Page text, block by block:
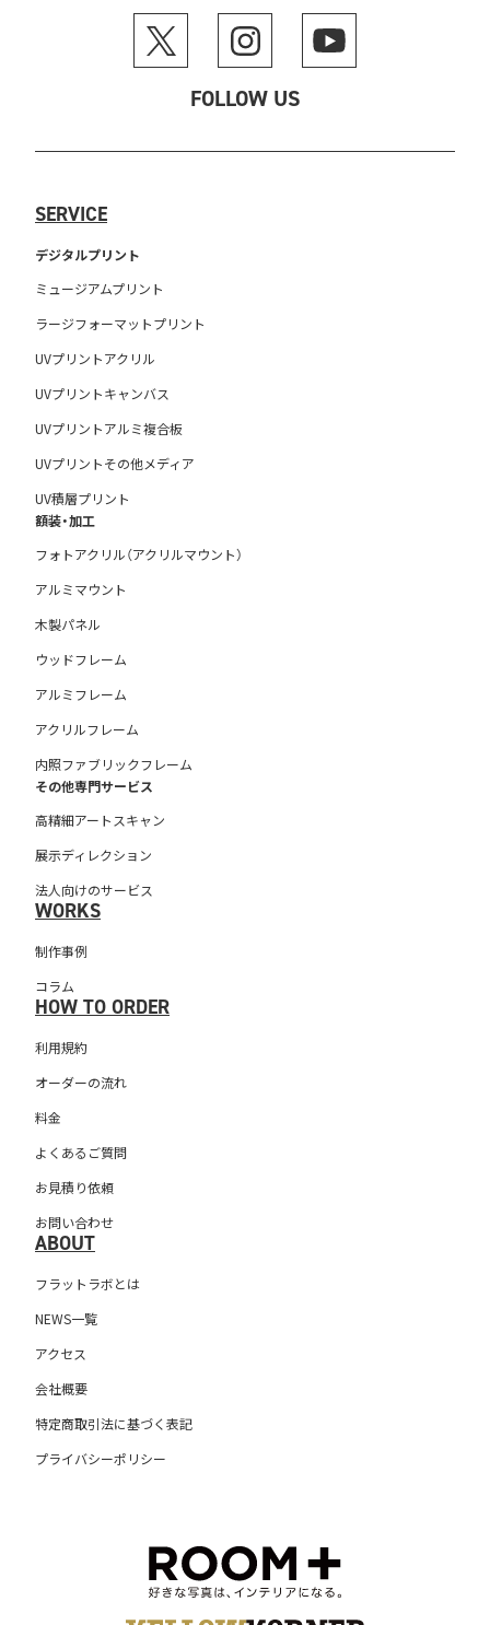
FOLLOW US
SERVICE
デジタルプリント
ミュージアムプリント
ラージフォーマットプリント
UVプリントアクリル
UVプリントキャンバス
UVプリントアルミ複合板
UVプリントその他メディア
UV積層プリント
額装・加工
フォトアクリル（アクリルマウント）
アルミマウント
木製パネル
ウッドフレーム
アルミフレーム
アクリルフレーム
内照ファブリックフレーム
その他専門サービス
高精細アートスキャン
展示ディレクション
法人向けのサービス
WORKS
制作事例
コラム
HOW TO ORDER
利用規約
オーダーの流れ
料金
よくあるご質問
お見積り依頼
お問い合わせ
ABOUT
フラットラボとは
NEWS一覧
アクセス
会社概要
特定商取引法に基づく表記
プライバシーポリシー